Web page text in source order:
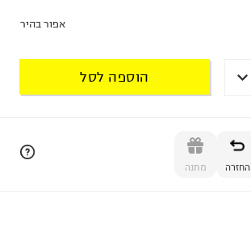
אפור בהיר
הוספה לסל
החזרה מתנה